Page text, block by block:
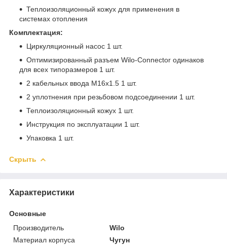
Теплоизоляционный кожух для применения в
системах отопления
Комплектация:
Циркуляционный насос 1 шт.
Оптимизированный разъем Wilo-Connector одинаков
для всех типоразмеров 1 шт.
2 кабельных ввода M16x1.5 1 шт.
2 уплотнения при резьбовом подсоединении 1 шт.
Теплоизоляционный кожух 1 шт.
Инструкция по эксплуатации 1 шт.
Упаковка 1 шт.
Скрыть
Характеристики
Основные
Производитель
Wilo
Материал корпуса
Чугун